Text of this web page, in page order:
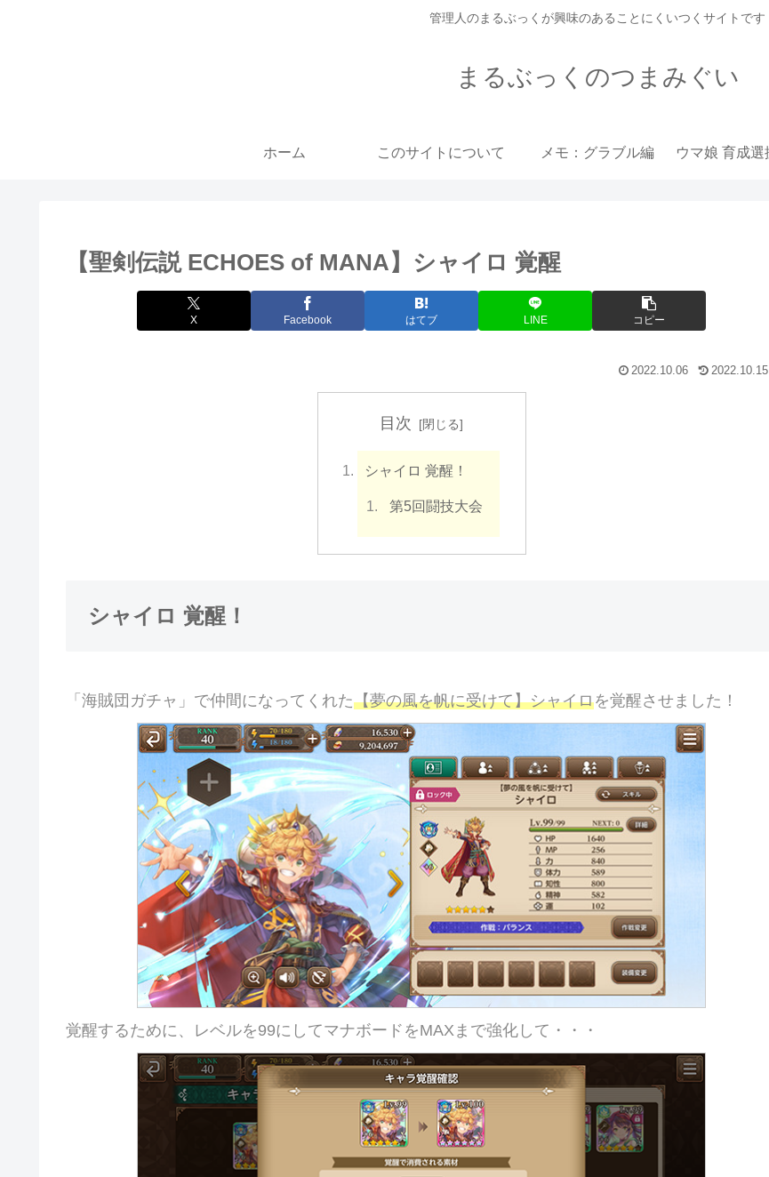
管理人のまるぶっくが興味のあることにくいつくサイトです
まるぶっくのつまみぐい
ホーム このサイトについて メモ：グラブル編
【聖剣伝説 ECHOES of MANA】シャイロ 覚醒
X Facebook はてブ LINE コピー
2022.10.06 2022.10.15
目次
シャイロ 覚醒！
第5回闘技大会
シャイロ 覚醒！
「海賊団ガチャ」で仲間になってくれた【夢の風を帆に受けて】シャイロを覚醒させました！
覚醒するために、レベルを99にしてマナボードをMAXまで強化して・・・